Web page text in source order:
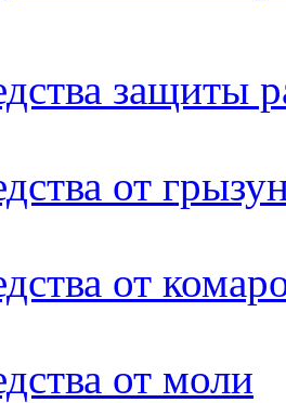
защиты
от
от
от моли